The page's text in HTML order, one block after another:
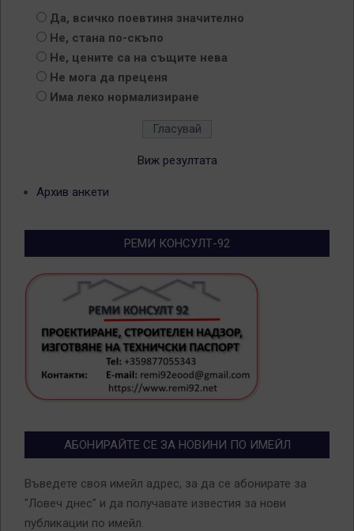
Да, всичко поевтиня значително
Не, стана по-скъпо
Не, цените са на същите нева
Не мога да преценя
Има леко нормализиране
Виж резултата
Архив анкети
РЕМИ КОНСУЛТ-92
АБОНИРАЙТЕ СЕ ЗА НОВИНИ ПО ИМЕЙЛ
Въведете своя имейл адрес, за да се абонирате за
"Ловеч днес" и да получавате известия за нови
публикации по имейл.